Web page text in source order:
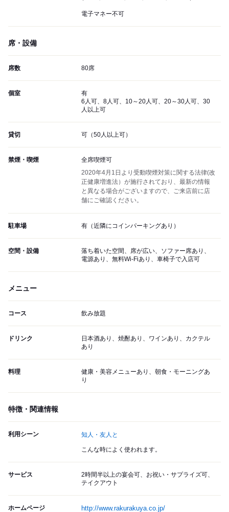
電子マネー不可
席・設備
席数 80席
個室
有
6人可、8人可、10～20人可、20～30人可、30
人以上可
貸切 可（50人以上可）
禁煙・喫煙
全席喫煙可
2020年4月1日より受動喫煙対策に関する法律(改
正健康増進法）が施行されており、最新の情報
と異なる場合がございますので、ご来店前に店
舗にご確認ください。
駐車場 有（近隣にコインパーキングあり）
空間・設備
落ち着いた空間、席が広い、ソファー席あり、
電源あり、無料Wi-Fiあり、車椅子で入店可
メニュー
コース 飲み放題
ドリンク
日本酒あり、焼酎あり、ワインあり、カクテル
あり
料理
健康・美容メニューあり、朝食・モーニングあ
り
特徴・関連情報
利用シーン 知人・友人と
こんな時によく使われます。
サービス
2時間半以上の宴会可、お祝い・サプライズ可、
テイクアウト
ホームページ http://www.rakurakuya.co.jp/